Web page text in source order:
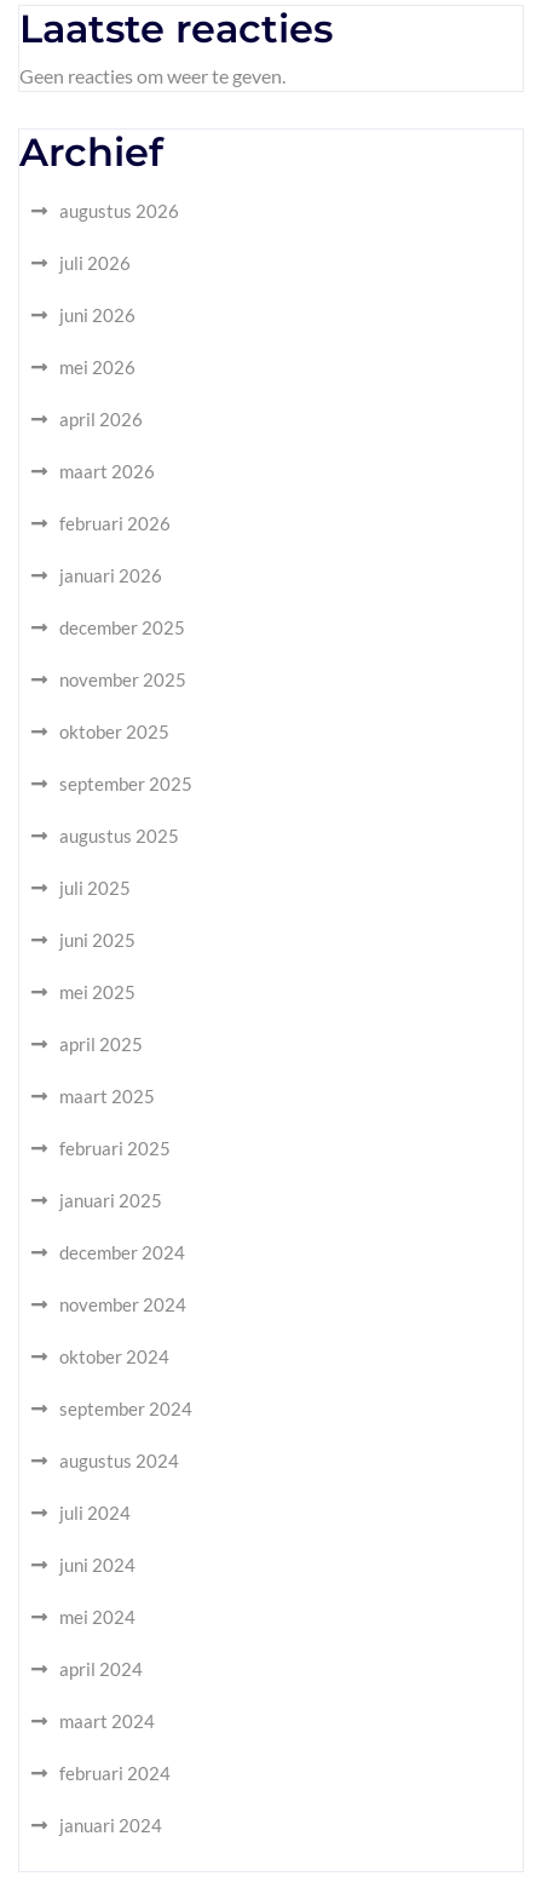
Laatste reacties
Geen reacties om weer te geven.
Archief
augustus 2026
juli 2026
juni 2026
mei 2026
april 2026
maart 2026
februari 2026
januari 2026
december 2025
november 2025
oktober 2025
september 2025
augustus 2025
juli 2025
juni 2025
mei 2025
april 2025
maart 2025
februari 2025
januari 2025
december 2024
november 2024
oktober 2024
september 2024
augustus 2024
juli 2024
juni 2024
mei 2024
april 2024
maart 2024
februari 2024
januari 2024